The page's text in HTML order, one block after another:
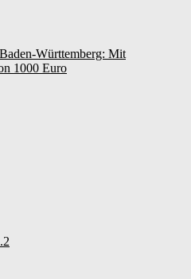
Württemberg: Mit
1000 Euro